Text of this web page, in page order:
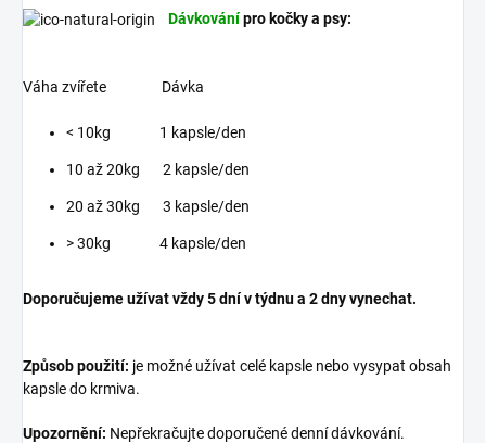
Dávkovánípro kočky a psy:
Váha zvířete Dávka
< 10kg 1 kapsle/den
10 až 20kg 2 kapsle/den
20 až 30kg 3 kapsle/den
> 30kg 4 kapsle/den
Doporučujeme užívat vždy 5 dní v týdnu a 2 dny vynechat.
Způsob použití: je možné užívat celé kapsle nebo vysypat obsah
kapsle do krmiva.
Upozornění: Nepřekračujte doporučené denní dávkování.